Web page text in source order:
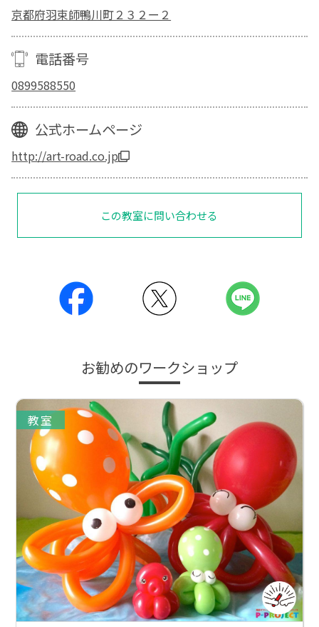
京都府羽束師鴨川町２３２ー２
電話番号
0899588550
公式ホームページ
http://art-road.co.jp
この教室に問い合わせる
お勧めのワークショップ
教室